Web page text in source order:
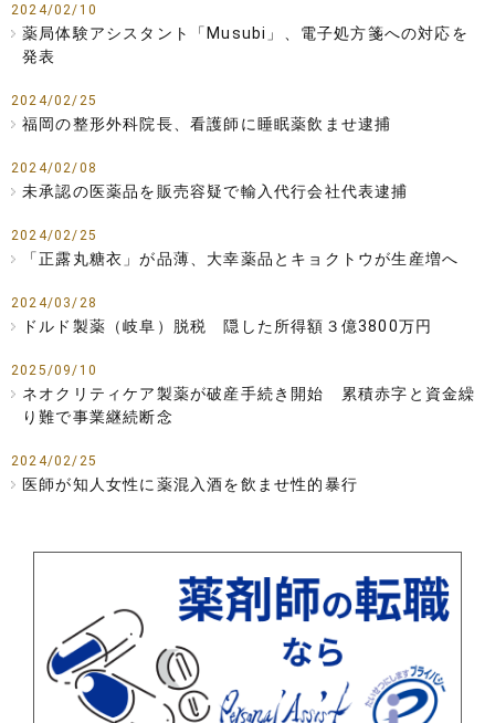
2024/02/10
薬局体験アシスタント「Musubi」、電子処方箋への対応を
発表
2024/02/25
福岡の整形外科院長、看護師に睡眠薬飲ませ逮捕
2024/02/08
未承認の医薬品を販売容疑で輸入代行会社代表逮捕
2024/02/25
「正露丸糖衣」が品薄、大幸薬品とキョクトウが生産増へ
2024/03/28
ドルド製薬（岐阜）脱税 隠した所得額３億3800万円
2025/09/10
ネオクリティケア製薬が破産手続き開始 累積赤字と資金繰
り難で事業継続断念
2024/02/25
医師が知人女性に薬混入酒を飲ませ性的暴行